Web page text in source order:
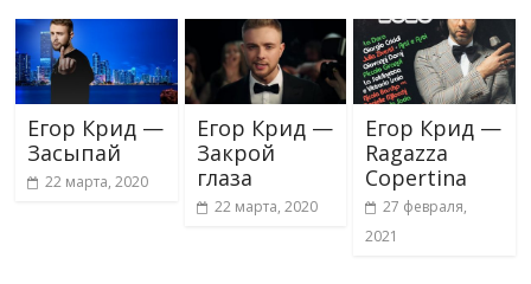
Егор Крид —
Засыпай
22 марта, 2020
Егор Крид —
Закрой
глаза
22 марта, 2020
Егор Крид —
Ragazza
Copertina
27 февраля,
2021